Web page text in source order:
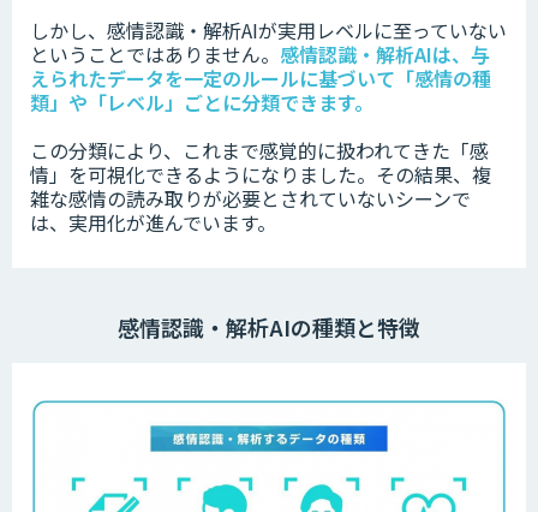
しかし、感情認識・解析AIが実用レベルに至っていない
ということではありません。 感情認識・解析AIは、与
えられたデータを一定のルールに基づいて「感情の種
類」や「レベル」ごとに分類できます。
この分類により、これまで感覚的に扱われてきた「感
情」を可視化できるようになりました。その結果、複
雑な感情の読み取りが必要とされていないシーンで
は、実用化が進んでいます。
感情認識・解析AIの種類と特徴